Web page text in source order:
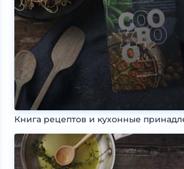
Книга рецептов и кухонные